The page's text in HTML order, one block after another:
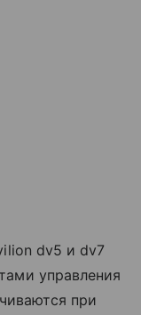
dv5 и dv7
управления
при